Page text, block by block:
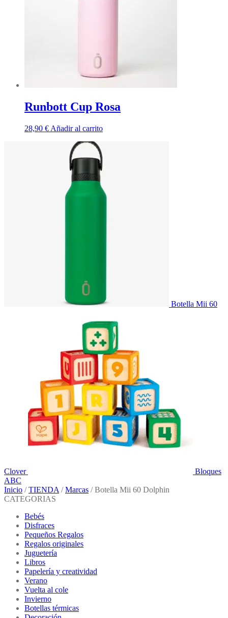
Runbott Cup Rosa
28,90 € Añadir al carrito
Botella Mii 60
Clover
Bloques
ABC
Inicio /TIENDA /Marcas /Botella Mii 60 Dolphin
CATEGORIAS
Bebés
Disfraces
Pequeños Regalos
Regalos originales
Juguetería
Libros
Papelería y creatividad
Verano
Vuelta al cole
Invierno
Botellas térmicas